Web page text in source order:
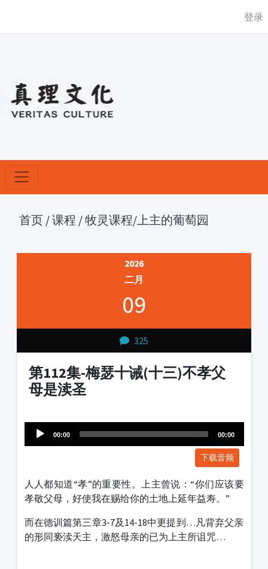
登录
首页 /课程 /牧灵课程/上主的葡萄园
2026
二月
09
325
第112集-梅瑟十诫(十三)不孝父
母是渎圣
Player
00:00 00:00
下载音频
人人都知道“孝”的重要性。上主曾说：“你们应该要
孝敬父母，好使我在赐给你的土地上延年益寿。”
而在德训篇第三章3-7及14-18中更提到…凡背弃父亲
的形同亵渎天主，激怒母亲的已为上主所诅咒…